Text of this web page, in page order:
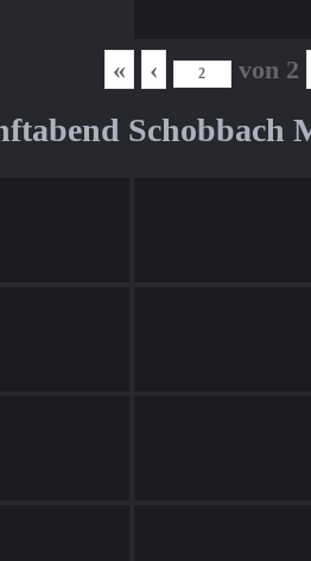
« ‹ von 2
Schobbach